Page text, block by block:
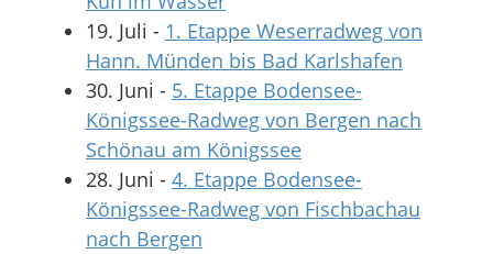
19. Juli - 1. Etappe Weserradweg von
Hann. Münden bis Bad Karlshafen
30. Juni - 5. Etappe Bodensee-
Königssee-Radweg von Bergen nach
Schönau am Königssee
28. Juni - 4. Etappe Bodensee-
Königssee-Radweg von Fischbachau
nach Bergen